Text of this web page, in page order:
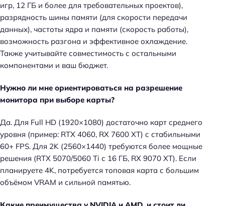
игр, 12 ГБ и более для требовательных проектов),
разрядность шины памяти (для скорости передачи
данных), частоты ядра и памяти (скорость работы),
возможность разгона и эффективное охлаждение.
Также учитывайте совместимость с остальными
компонентами и ваш бюджет.
Нужно ли мне ориентироваться на разрешение
монитора при выборе карты?
Да. Для Full HD (1920×1080) достаточно карт среднего
уровня (пример: RTX 4060, RX 7600 XT) с стабильными
60+ FPS. Для 2K (2560×1440) требуются более мощные
решения (RTX 5070/5060 Ti с 16 ГБ, RX 9070 XT). Если
планируете 4K, потребуется топовая карта с большим
объёмом VRAM и сильной памятью.